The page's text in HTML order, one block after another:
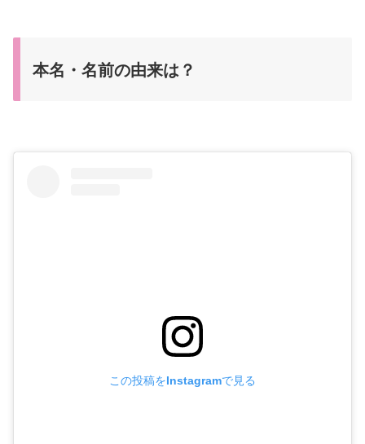
本名・名前の由来は？
この投稿をInstagramで見る